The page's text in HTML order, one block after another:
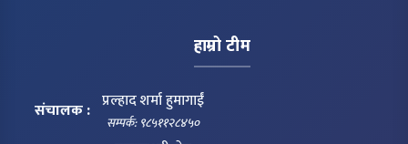
हाम्रो टीम
संचालक : प्रल्हाद शर्मा हुमागाईं
सम्पर्क: ९८५११२८४५०